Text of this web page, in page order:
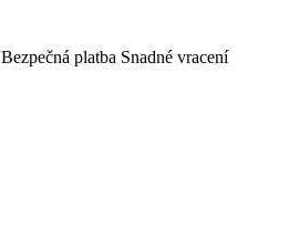
Bezpečná platba Snadné vracení